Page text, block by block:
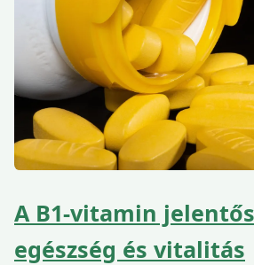
A B1-vitamin
egészség és vitalitás